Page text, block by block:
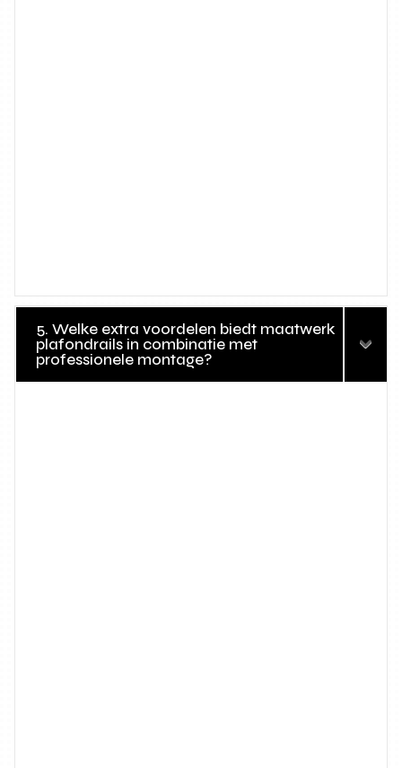
5. Welke extra voordelen biedt maatwerk
plafondrails in combinatie met
professionele montage?